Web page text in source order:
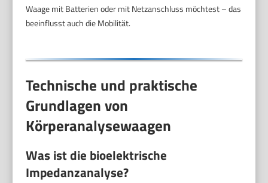
Waage mit Batterien oder mit Netzanschluss möchtest – das
beeinflusst auch die Mobilität.
Technische und praktische
Grundlagen von
Körperanalysewaagen
Was ist die bioelektrische
Impedanzanalyse?